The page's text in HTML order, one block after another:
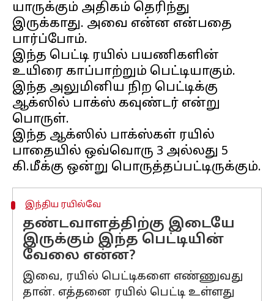
யாருக்கும் அதிகம் தெரிந்து
இருக்காது. அவை என்ன என்பதை
பார்ப்போம்.
இந்த பெட்டி ரயில் பயணிகளின்
உயிரை காப்பாற்றும் பெட்டியாகும்.
இந்த அலுமினிய நிற பெட்டிக்கு
ஆக்ஸில் பாக்ஸ் கவுண்டர் என்று
பொருள்.
இந்த ஆக்ஸில் பாக்ஸ்கள் ரயில்
பாதையில் ஒவ்வொரு 3 அல்லது 5
இந்திய ரயில்வே
தண்டவாளத்திற்கு இடையே
இருக்கும் இந்த பெட்டியின்
வேலை என்ன?
இவை, ரயில் பெட்டிகளை எண்ணுவது
தான். எத்தனை ரயில் பெட்டி உள்ளது